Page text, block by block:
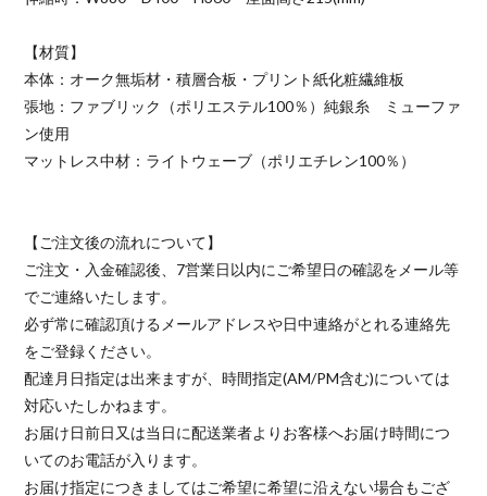
【材質】
本体：オーク無垢材・積層合板・プリント紙化粧繊維板
張地：ファブリック（ポリエステル100％）純銀糸 ミューファ
ン使用
マットレス中材：ライトウェーブ（ポリエチレン100％）
【ご注文後の流れについて】
ご注文・入金確認後、7営業日以内にご希望日の確認をメール等
でご連絡いたします。
必ず常に確認頂けるメールアドレスや日中連絡がとれる連絡先
をご登録ください。
配達月日指定は出来ますが、時間指定(AM/PM含む)については
対応いたしかねます。
お届け日前日又は当日に配送業者よりお客様へお届け時間につ
いてのお電話が入ります。
お届け指定につきましてはご希望に希望に沿えない場合もござ